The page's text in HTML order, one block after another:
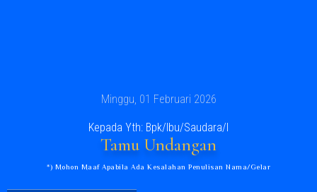
Minggu, 01 Februari 2026
Kepada Yth: Bpk/Ibu/Saudara/I
Tamu Undangan
*) Mohon Maaf Apabila Ada Kesalahan Penulisan Nama/gelar